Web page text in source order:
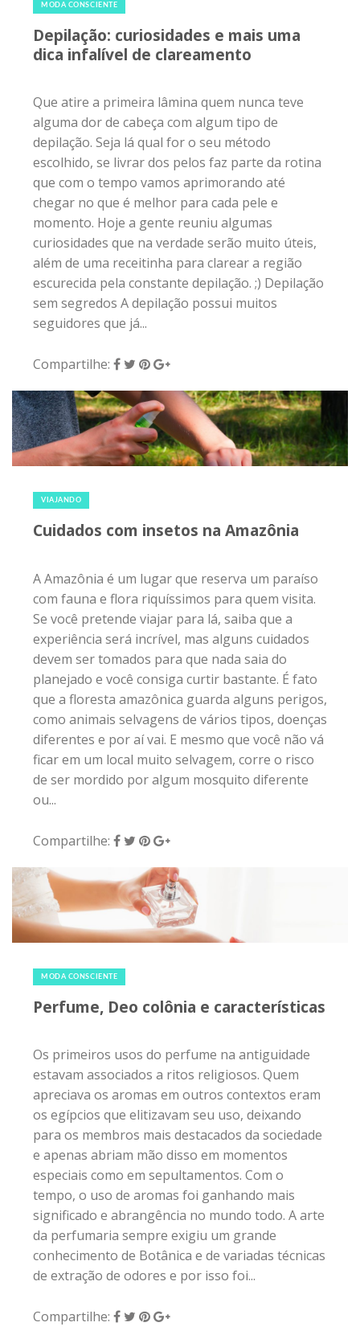
MODA CONSCIENTE
Depilação: curiosidades e mais uma
dica infalível de clareamento
Que atire a primeira lâmina quem nunca teve
alguma dor de cabeça com algum tipo de
depilação. Seja lá qual for o seu método
escolhido, se livrar dos pelos faz parte da rotina
que com o tempo vamos aprimorando até
chegar no que é melhor para cada pele e
momento. Hoje a gente reuniu algumas
curiosidades que na verdade serão muito úteis,
além de uma receitinha para clarear a região
escurecida pela constante depilação. ;) Depilação
sem segredos A depilação possui muitos
seguidores que já...
Compartilhe:
VIAJANDO
Cuidados com insetos na Amazônia
A Amazônia é um lugar que reserva um paraíso
com fauna e flora riquíssimos para quem visita.
Se você pretende viajar para lá, saiba que a
experiência será incrível, mas alguns cuidados
devem ser tomados para que nada saia do
planejado e você consiga curtir bastante. É fato
que a floresta amazônica guarda alguns perigos,
como animais selvagens de vários tipos, doenças
diferentes e por aí vai. E mesmo que você não vá
ficar em um local muito selvagem, corre o risco
de ser mordido por algum mosquito diferente
ou...
Compartilhe:
MODA CONSCIENTE
Perfume, Deo colônia e características
Os primeiros usos do perfume na antiguidade
estavam associados a ritos religiosos. Quem
apreciava os aromas em outros contextos eram
os egípcios que elitizavam seu uso, deixando
para os membros mais destacados da sociedade
e apenas abriam mão disso em momentos
especiais como em sepultamentos. Com o
tempo, o uso de aromas foi ganhando mais
significado e abrangência no mundo todo. A arte
da perfumaria sempre exigiu um grande
conhecimento de Botânica e de variadas técnicas
de extração de odores e por isso foi...
Compartilhe: